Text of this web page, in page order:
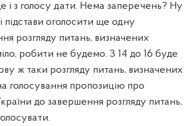
і з голосу дати. Нема заперечень? Ну
оголосити ще одну
розгляду питань, визначених
робити не будемо. З 14 до 16 буде
ж таки розгляду питань, визначених
голосування пропозицію про
до завершення розгляду питань,